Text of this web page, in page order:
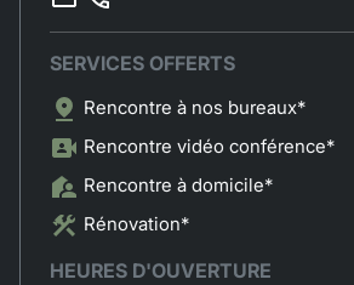
SERVICES OFFERTS
Rencontre à nos bureaux*
Rencontre vidéo conférence*
Rencontre à domicile*
Rénovation*
HEURES D'OUVERTURE